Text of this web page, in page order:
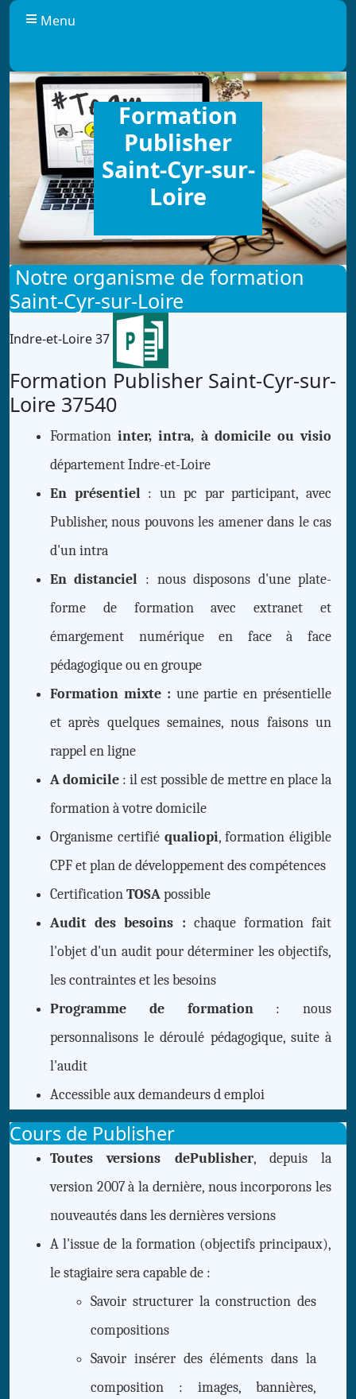
Menu
Formation
Publisher
Saint-Cyr-sur-
Loire
Notre organisme de formation
Saint-Cyr-sur-Loire
Indre-et-Loire 37
Formation Publisher Saint-Cyr-sur-
Loire 37540
Formationinter, intra, à domicile ou visio
département Indre-et-Loire
En présentiel: un pc par participant, avec
Publisher, nous pouvons les amener dans le cas
d'un intra
En distanciel : nous disposons d'une plate-
forme de formation avec extranet et
émargement numérique en face à face
pédagogique ou en groupe
Formation mixte : une partie en présentielle
et après quelques semaines, nous faisons un
rappel en ligne
A domicile: il est possible de mettre en place la
formation à votre domicile
Organisme certifié qualiopi, formation éligible
CPF et plan de développement des compétences
CertificationTOSApossible
Audit des besoins : chaque formation fait
l'objet d'un audit pour déterminer les objectifs,
les contraintes et les besoins
Programme de formation: nous
personnalisons le déroulé pédagogique, suite à
l'audit
Accessible aux demandeurs d emploi
Cours de Publisher
Toutes versions dePublisher, depuis la
version 2007 à la dernière, nous incorporons les
nouveautés dans les dernières versions
A l'issue de la formation (objectifs principaux),
le stagiaire sera capable de :
Savoir structurer la construction des
compositions
Savoir insérer des éléments dans la
composition : images, bannières,
Panneau de gestion des cookies